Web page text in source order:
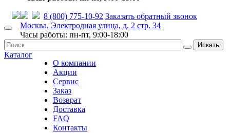
8 (800) 775-10-92 Заказать обратный звонок
Москва, Электродная улица, д. 2 стр. 34
Часы работы: пн-пт, 9:00-18:00
Искать
Каталог
О компании
Акции
Сервис
Заказ
Возврат
Доставка
FAQ
Контакты